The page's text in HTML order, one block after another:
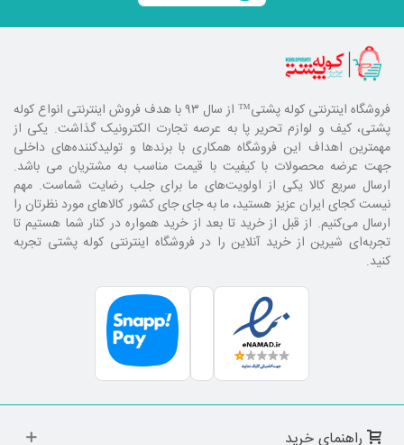
فروشگاه اینترنتی کوله پشتی
™ از سال ۹۳ با هدف فروش اینترنتی انواع کوله
پشتی، کیف و لوازم تحریر پا به عرصه تجارت الکترونیک گذاشت. یکی از
مهمترین اهداف این فروشگاه همکاری با برند‌ها و تولیدکننده‌های داخلی
جهت عرضه محصولات با کیفیت با قیمت مناسب به مشتریان می باشد.
ارسال سریع کالا یکی از اولویت‌های ما برای جلب رضایت شماست. مهم
نیست کجای ایران عزیز هستید، ما به جای جای کشور کالا‌های مورد نظرتان را
ارسال می‌کنیم. از قبل از خرید تا بعد از خرید همواره در کنار شما هستیم تا
تجربه‌ای شیرین از خرید آنلاین را در فروشگاه اینترنتی کوله پشتی تجربه
کنید.
راهنمای خرید